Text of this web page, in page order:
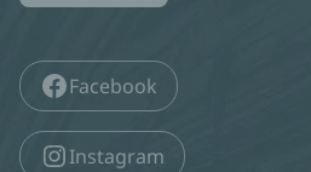
Facebook
Instagram